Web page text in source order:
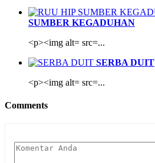
SUMBER KEGADUHAN
<p><img alt= src=...
SERBA DUIT
<p><img alt= src=...
Comments